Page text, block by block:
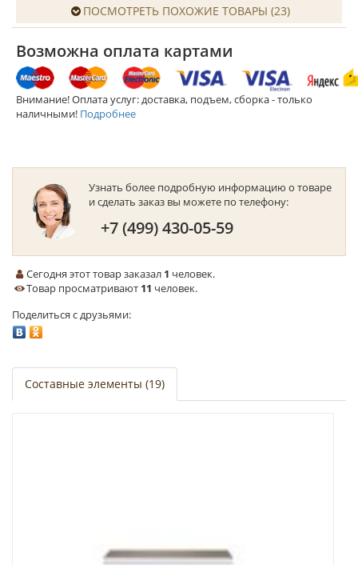
ПОСМОТРЕТЬ ПОХОЖИЕ ТОВАРЫ (23)
Возможна оплата картами
Внимание! Оплата услуг: доставка, подъем, сборка - только
наличными! Подробнее
Узнать более подробную информацию о товаре
и сделать заказ вы можете по телефону:
+7 (499) 430-05-59
Сегодня этот товар заказал 1 человек.
Товар просматривают 11 человек.
Поделиться с друзьями:
Составные элементы (19)